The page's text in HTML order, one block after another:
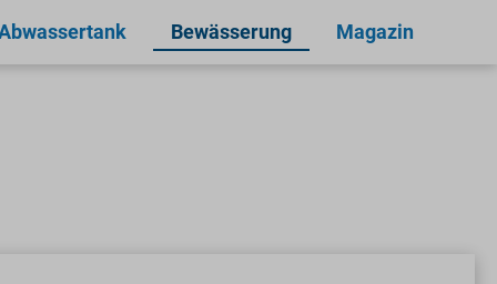
Bewässerung Magazin